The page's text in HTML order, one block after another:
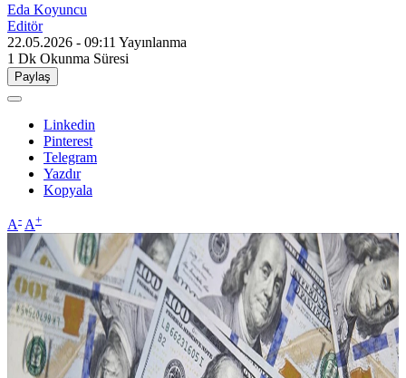
Eda Koyuncu
Editör
22.05.2026 - 09:11 Yayınlanma
1 Dk Okunma Süresi
Paylaş
Linkedin
Pinterest
Telegram
Yazdır
Kopyala
A- A+